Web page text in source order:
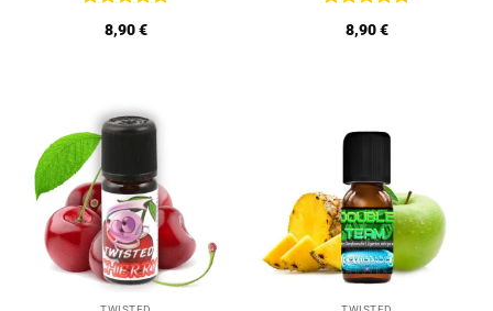
Bewertet
mit5von
8,90€
Bewertet
mit5von
8,90€